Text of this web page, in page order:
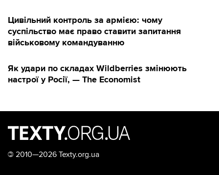
Цивільний контроль за армією: чому
суспільство має право ставити запитання
військовому командуванню
Як удари по складах Wildberries змінюють
настрої у Росії, — The Economist
© 2010—2026 Texty.org.ua